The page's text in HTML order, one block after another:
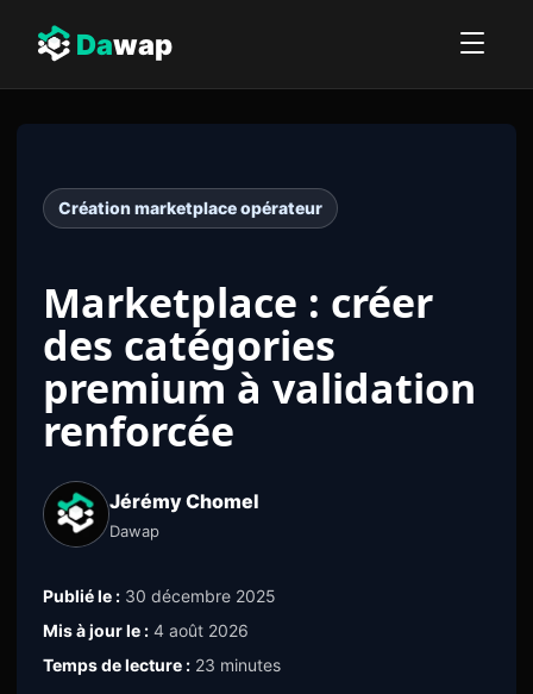
Dawap
Création marketplace opérateur
Marketplace : créer
des catégories
premium à validation
renforcée
Jérémy Chomel
Dawap
Publié le : 30 décembre 2025
Mis à jour le : 4 août 2026
Temps de lecture : 23 minutes